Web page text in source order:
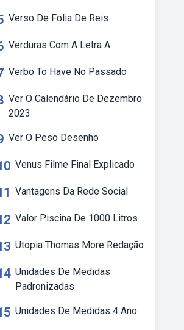
Verso De Folia De Reis
Verduras Com A Letra A
Verbo To Have No Passado
Ver O Calendário De Dezembro
2023
Ver O Peso Desenho
Venus Filme Final Explicado
Vantagens Da Rede Social
Valor Piscina De 1000 Litros
Utopia Thomas More Redação
Unidades De Medidas
Padronizadas
Unidades De Medidas 4 Ano